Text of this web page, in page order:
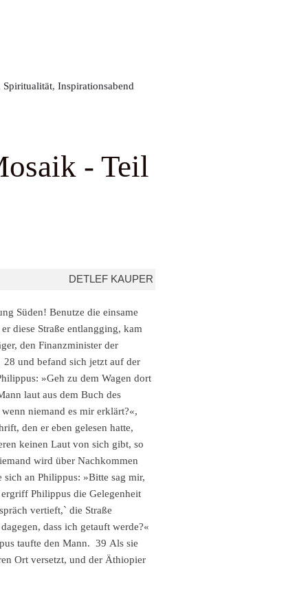
Spiritualität, Inspirationsabend
- Teil
DETLEF KAUPER
Süden! Benutze die einsame
diese Straße entlangging, kam
den Finanzminister der
und befand sich jetzt auf der
»Geh zu dem Wagen dort
laut aus dem Buch des
niemand es mir erklärt?«,
den er eben gelesen hatte,
keinen Laut von sich gibt, so
wird über Nachkommen
an Philippus: »Bitte sag mir,
Philippus die Gelegenheit
vertieft,` die Straße
dass ich getauft werde?«
taufte den Mann. 39 Als sie
Ort versetzt, und der Äthiopier
anmelden.
der CVJM Community zu werden, gehst du keine rechtliche Mitgliedschaft
aus folgenden Bereichen (Mehrfachauswahl möglich)*
CVJM-Community
ich per:
TT MM JJJJ
an unseren Dienstleister (cleverreach - Deutschland) übertragen.
zum Datenschutz gelesen und sie verstanden.*